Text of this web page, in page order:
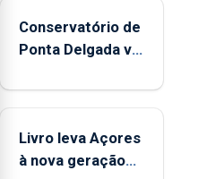
Conservatório de
Ponta Delgada vai
novos
Livro leva Açores
à nova geração